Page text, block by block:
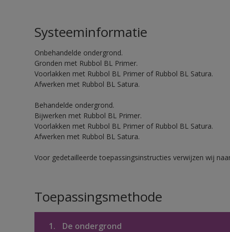
Systeeminformatie
Onbehandelde ondergrond.
Gronden met Rubbol BL Primer.
Voorlakken met Rubbol BL Primer of Rubbol BL Satura.
Afwerken met Rubbol BL Satura.
Behandelde ondergrond.
Bijwerken met Rubbol BL Primer.
Voorlakken met Rubbol BL Primer of Rubbol BL Satura.
Afwerken met Rubbol BL Satura.
Voor gedetailleerde toepassingsinstructies verwijzen wij
Toepassingsmethode
1. De ondergrond